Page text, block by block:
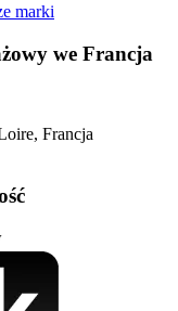
marki
we Francja
Francja